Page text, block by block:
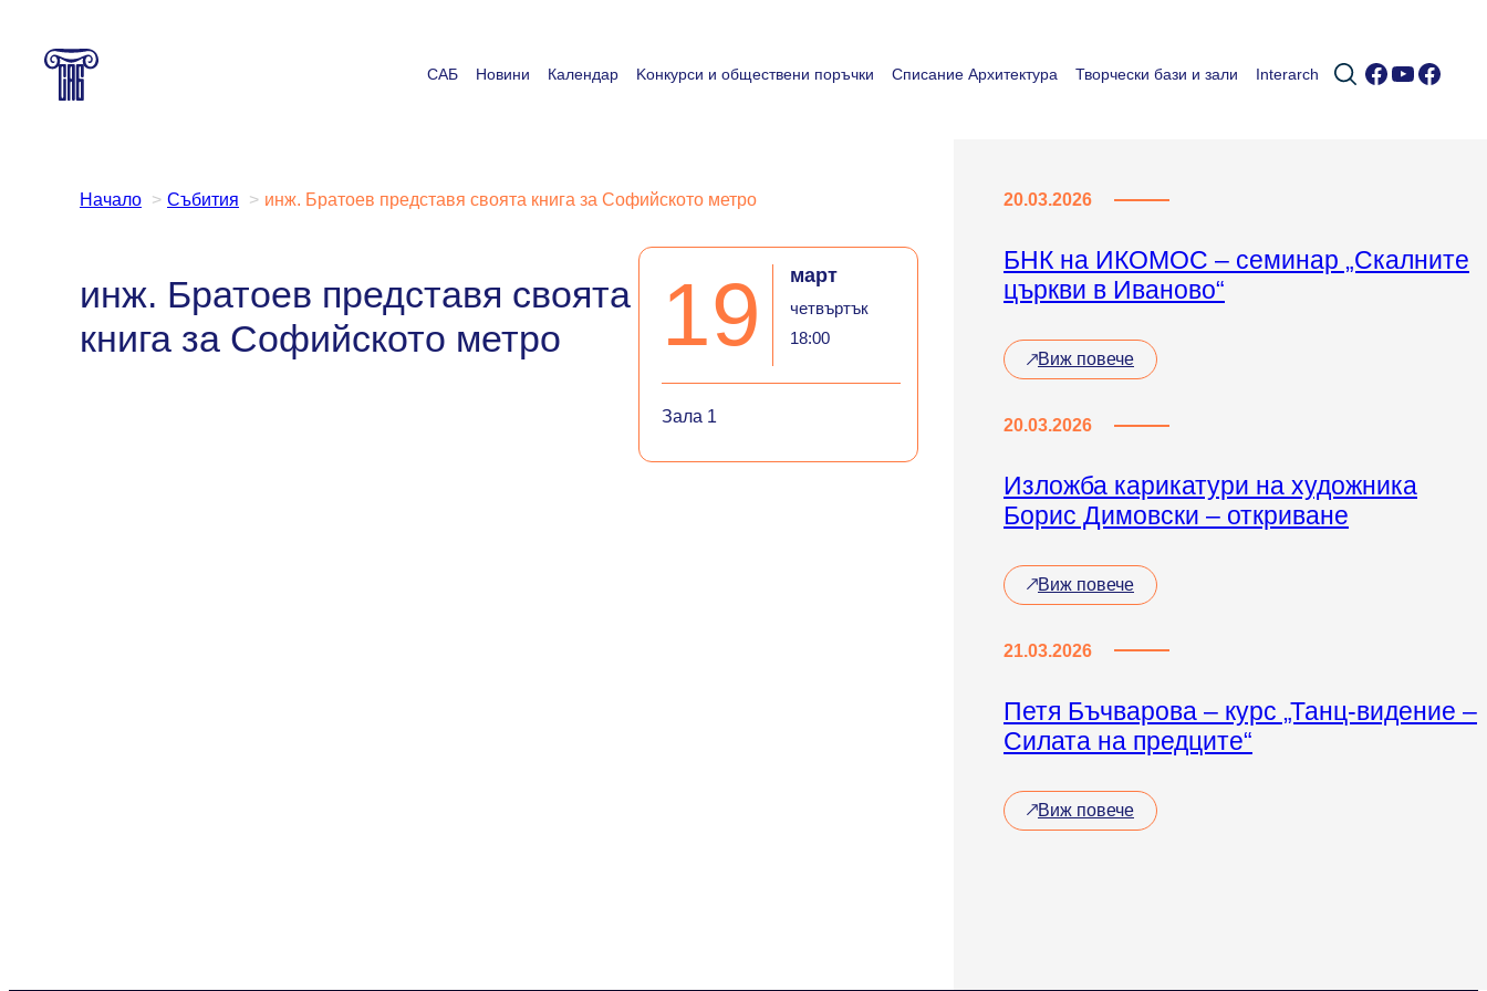
САБ Новини Календар Koнкурси и обществени поръчки Списание Архитектура Творчески бази и зали Interarch Facebook
Начало Събития инж. Братоев представя своята книга за Софийското метро
инж. Братоев представя своята
книга за Софийското метро
19 март
четвъртък
18:00
Зала 1
20.03.2026
БНК на ИКОМОС – семинар „Скалните
църкви в Иваново“
Виж повече
20.03.2026
Изложба карикатури на художника
Борис Димовски – откриване
Виж повече
21.03.2026
Петя Бъчварова – курс „Танц-видение –
Силата на предците“
Виж повече